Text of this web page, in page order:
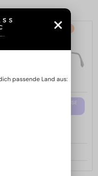
-15%
MIT EINER EINSTÄRKENGLASLINSE
passende Land aus: